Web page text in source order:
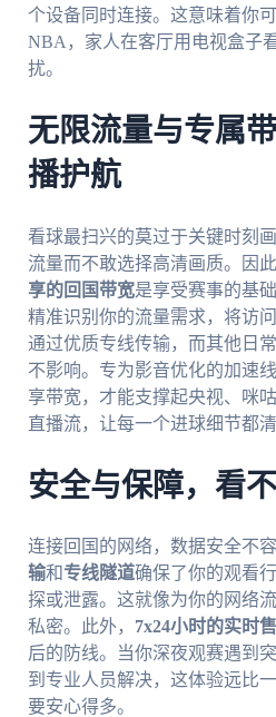
个设备同时连接。这意味着你
NBA，家人在客厅用电视盒子
扰。
无限流量与专属
播护航
看球最扫兴的莫过于关键时刻
流量而不敢选择高清画质。因此
享的回国带宽是享受赛事的基
精准识别你的流量需求，将访
通过优质专线传输，而其他日
不影响。专为影音优化的加速
享带宽，才能支撑起央视、咪
直播流，让每一个进球细节都清
安全与保障，看
连接回国的网络，数据安全不容
输和专线隧道确保了你的观看
探或泄露。这就像为你的网络
私密。此外， 7x24小时的实时
后的防线。当你深夜观赛遇到
到专业人员解决，这体验远比
要安心得多。